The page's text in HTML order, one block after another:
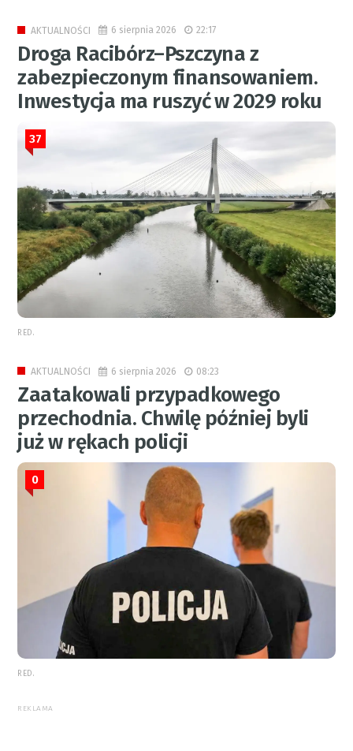
AKTUALNOŚCI 6 sierpnia 2026 22:17
Droga Racibórz–Pszczyna z
zabezpieczonym finansowaniem.
Inwestycja ma ruszyć w 2029 roku
37
RED.
AKTUALNOŚCI 6 sierpnia 2026 08:23
Zaatakowali przypadkowego
przechodnia. Chwilę później byli
już w rękach policji
0
RED.
REKLAMA